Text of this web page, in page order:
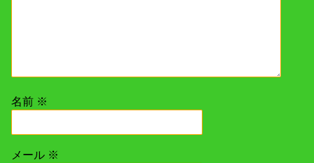
名前 ※
メール ※